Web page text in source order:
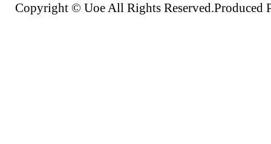
Copyright © Uoe All Rights Reserved.Produced